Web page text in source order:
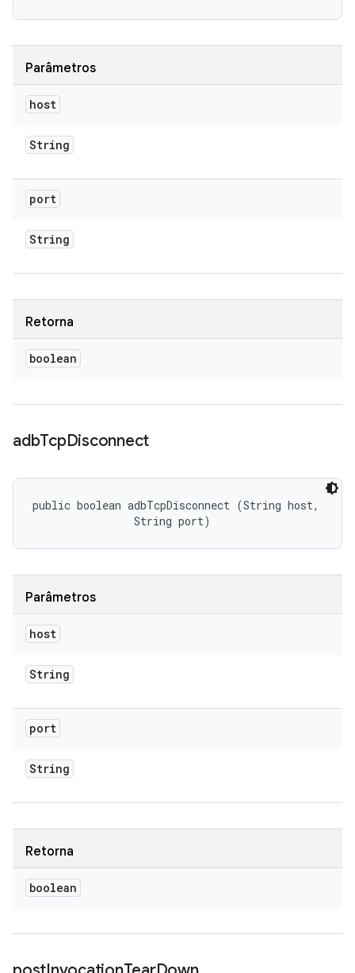
Parâmetros
host
String
port
String
Retorna
boolean
adbTcpDisconnect
public boolean adbTcpDisconnect (String host,
                String port)
Parâmetros
host
String
port
String
Retorna
boolean